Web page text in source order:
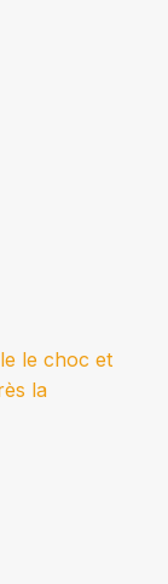
le choc et
la